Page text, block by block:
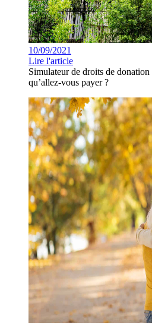
10/09/2021
Lire l'article
Simulateur de droits de
qu’allez-vous payer ?